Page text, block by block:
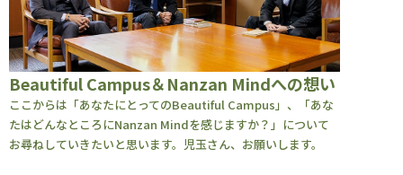
Beautiful Campus＆Nanzan Mindへの想い
ここからは「あなたにとってのBeautiful Campus」、「あな
たはどんなところにNanzan Mindを感じますか？」について
お尋ねしていきたいと思います。児玉さん、お願いします。